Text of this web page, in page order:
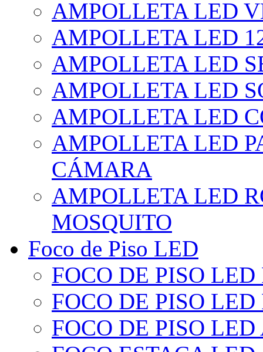
AMPOLLETA LED
AMPOLLETA LED
AMPOLLETA LED
AMPOLLETA LED
AMPOLLETA LED
AMPOLLETA LED
CÁMARA
AMPOLLETA LED
MOSQUITO
Foco de Piso LED
FOCO DE PISO
FOCO DE PISO
FOCO DE PISO